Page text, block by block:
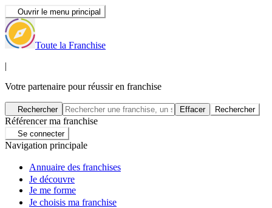
Ouvrir le menu principal
Toute la Franchise
|
Votre partenaire pour réussir en franchise
Rechercher Effacer Rechercher
Référencer ma franchise
Se connecter
Navigation principale
Annuaire des franchises
Je découvre
Je me forme
Je choisis ma franchise